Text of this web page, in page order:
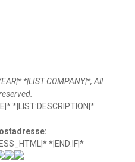
*|LIST:COMPANY|*, All
*|LIST:DESCRIPTION|*
*|END:IF|*